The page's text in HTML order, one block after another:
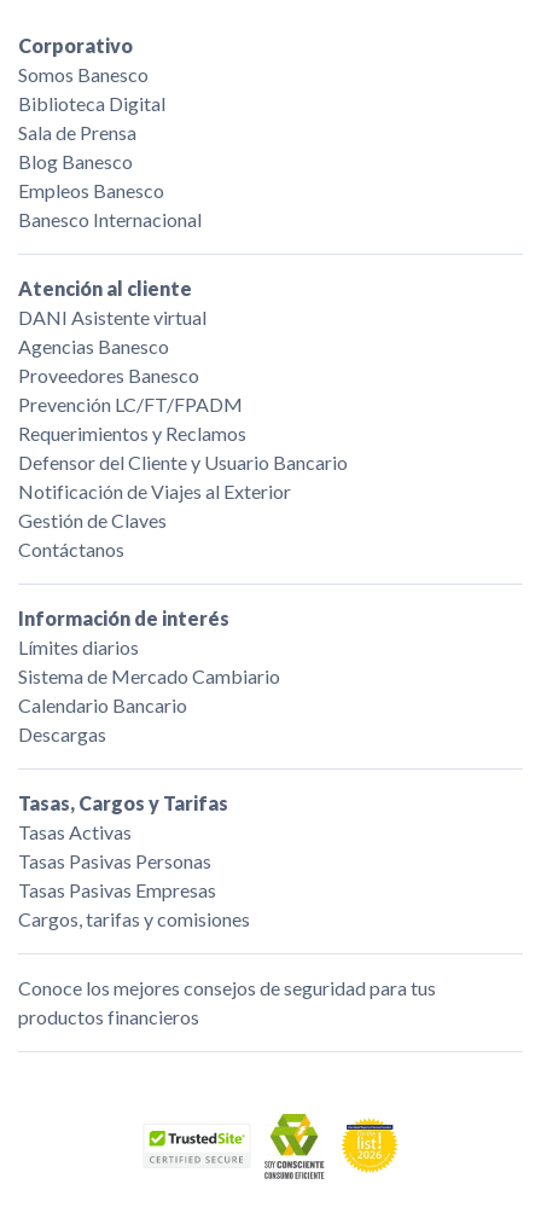
Corporativo
Somos Banesco
Biblioteca Digital
Sala de Prensa
Blog Banesco
Empleos Banesco
Banesco Internacional
Atención al cliente
DANI Asistente virtual
Agencias Banesco
Proveedores Banesco
Prevención LC/FT/FPADM
Requerimientos y Reclamos
Defensor del Cliente y Usuario Bancario
Notificación de Viajes al Exterior
Gestión de Claves
Contáctanos
Información de interés
Límites diarios
Sistema de Mercado Cambiario
Calendario Bancario
Descargas
Tasas, Cargos y Tarifas
Tasas Activas
Tasas Pasivas Personas
Tasas Pasivas Empresas
Cargos, tarifas y comisiones
Conoce los mejores consejos de seguridad para tus
productos financieros